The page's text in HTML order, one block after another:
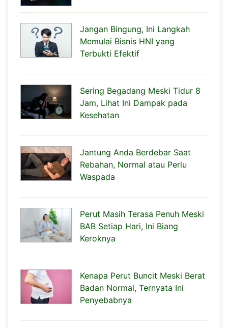
Jangan Bingung, Ini Langkah
Memulai Bisnis HNI yang
Terbukti Efektif
Sering Begadang Meski Tidur 8
Jam, Lihat Ini Dampak pada
Kesehatan
Jantung Anda Berdebar Saat
Rebahan, Normal atau Perlu
Waspada
Perut Masih Terasa Penuh Meski
BAB Setiap Hari, Ini Biang
Keroknya
Kenapa Perut Buncit Meski Berat
Badan Normal, Ternyata Ini
Penyebabnya